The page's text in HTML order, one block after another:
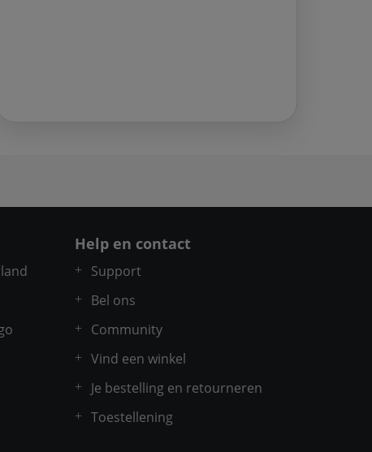
Help en contact
Support
Bel ons
Community
Vind een winkel
Je bestelling en retourneren
Toestellening